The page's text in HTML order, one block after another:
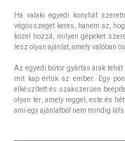
Ha valaki egyedi konyhát
végösszeget keres, hanem az,
közel hozzá, milyen gépeket
lesz olyan ajánlat, amely valóban
Az egyedi bútor gyártás árak
mit kap értük az ember. Egy
elkészített és szakszerűen
olyan tér, amely reggel, este és
ami egy ajánlatból nem mindig